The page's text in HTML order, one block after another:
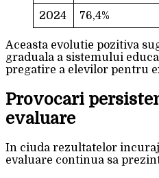
2024
76,4%
Aceasta evolutie pozitiva
graduala a sistemului
pregatire a elevilor pentru
Provocari
evaluare
In ciuda rezultatelor
evaluare continua sa